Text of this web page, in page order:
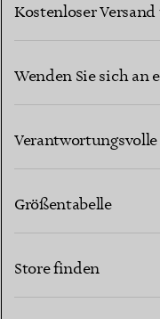
Kostenloser
Wenden Sie sich an
Größentabelle
Store finden